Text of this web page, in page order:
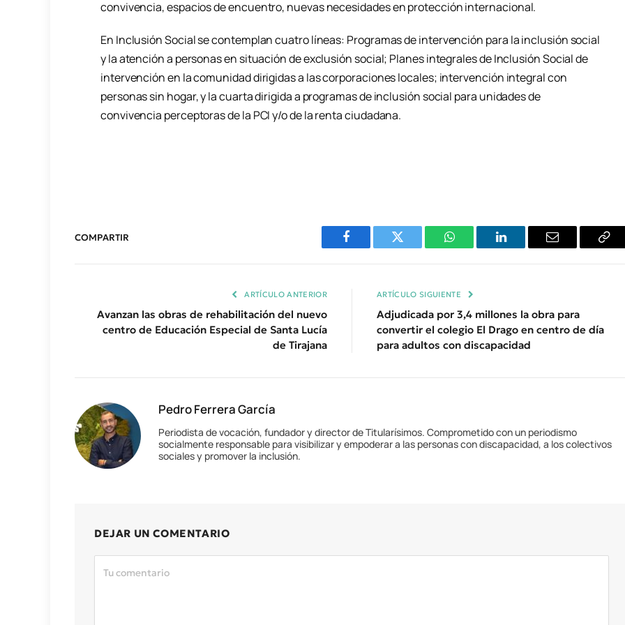
convivencia, espacios de encuentro, nuevas necesidades en protección internacional.
En Inclusión Social se contemplan cuatro líneas: Programas de intervención para la inclusión social
y la atención a personas en situación de exclusión social; Planes integrales de Inclusión Social de
intervención en la comunidad dirigidas a las corporaciones locales; intervención integral con
personas sin hogar, y la cuarta dirigida a programas de inclusión social para unidades de
convivencia perceptoras de la PCI y/o de la renta ciudadana.
COMPARTIR
Facebook Twitter WhatsAppLinkedIn Email
ARTÍCULO ANTERIOR
Avanzan las obras de rehabilitación del nuevo
centro de Educación Especial de Santa Lucía
de Tirajana
ARTÍCULO SIGUIENTE
Adjudicada por 3,4 millones la obra para
convertir el colegio El Drago en centro de día
para adultos con discapacidad
Pedro Ferrera García
Periodista de vocación, fundador y director de Titularísimos. Comprometido con un periodismo
socialmente responsable para visibilizar y empoderar a las personas con discapacidad, a los colectivos
sociales y promover la inclusión.
DEJAR UN COMENTARIO